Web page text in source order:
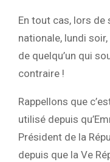
En tout cas, lors de
nationale, lundi soir,
de quelqu’un qui
contraire !
Rappellons que
utilisé depuis
Président de la
depuis que la Ve